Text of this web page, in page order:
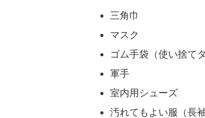
三角巾
マスク
ゴム手袋（使い捨て
軍手
室内用シューズ
汚れてもよい服（長